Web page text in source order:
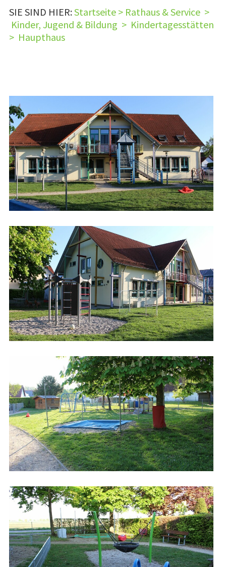
SIE SIND HIER:Startseite> Rathaus & Service>
Kinder, Jugend & Bildung > Kindertagesstätten
> Haupthaus